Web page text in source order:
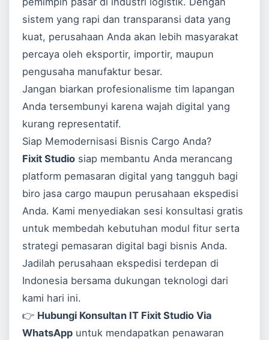
sistem yang rapi dan transparansi data yang
kuat, perusahaan Anda akan lebih masyarakat
percaya oleh eksportir, importir, maupun
pengusaha manufaktur besar.
Jangan biarkan profesionalisme tim lapangan
Anda tersembunyi karena wajah digital yang
kurang representatif.
Siap Memodernisasi Bisnis Cargo Anda?
Fixit Studio siap membantu Anda merancang
platform pemasaran digital yang tangguh bagi
biro jasa cargo maupun perusahaan ekspedisi
Anda. Kami menyediakan sesi konsultasi gratis
untuk membedah kebutuhan modul fitur serta
strategi pemasaran digital bagi bisnis Anda.
Jadilah perusahaan ekspedisi terdepan di
Indonesia bersama dukungan teknologi dari
kami hari ini.
👉 Hubungi Konsultan IT Fixit Studio Via
WhatsApp untuk mendapatkan penawaran